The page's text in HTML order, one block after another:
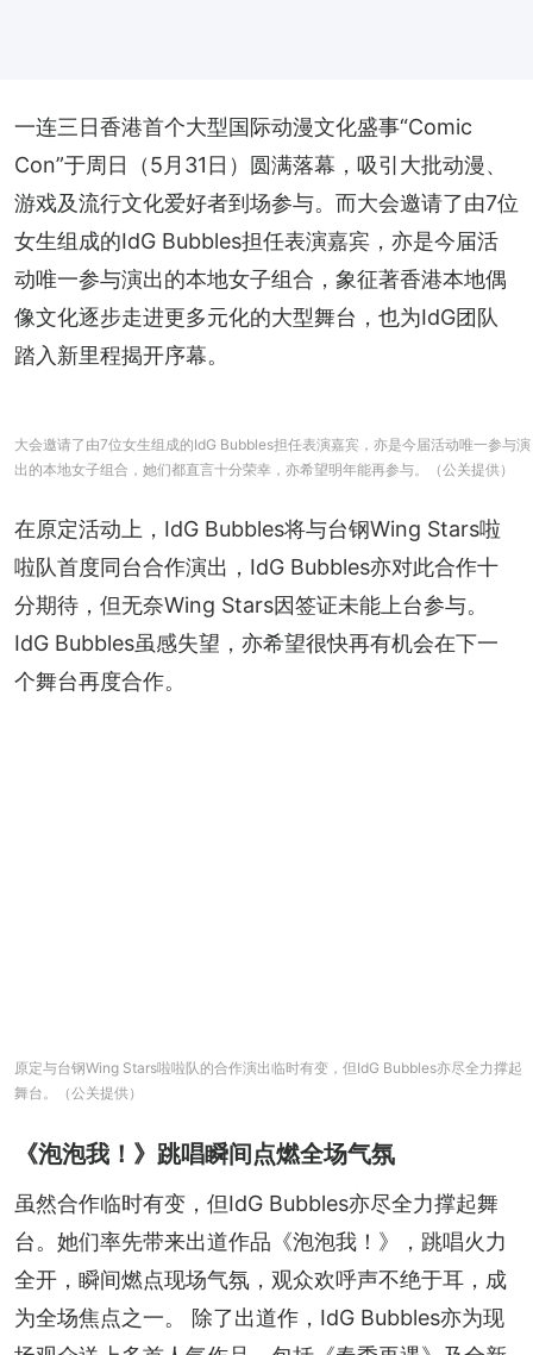
一连三日香港首个大型国际动漫文化盛事“Comic
Con”于周日（5月31日）圆满落幕，吸引大批动漫、
游戏及流行文化爱好者到场参与。而大会邀请了由7位
女生组成的IdG Bubbles担任表演嘉宾，亦是今届活
动唯一参与演出的本地女子组合，象征著香港本地偶
像文化逐步走进更多元化的大型舞台，也为IdG团队
踏入新里程揭开序幕。
大会邀请了由7位女生组成的IdG Bubbles担任表演嘉宾，亦是今届活动唯一参与演
出的本地女子组合，她们都直言十分荣幸，亦希望明年能再参与。（公关提供）
在原定活动上，IdG Bubbles将与台钢Wing Stars啦
啦队首度同台合作演出，IdG Bubbles亦对此合作十
分期待，但无奈Wing Stars因签证未能上台参与。
IdG Bubbles虽感失望，亦希望很快再有机会在下一
个舞台再度合作。
原定与台钢Wing Stars啦啦队的合作演出临时有变，但IdG Bubbles亦尽全力撑起
舞台。（公关提供）
《泡泡我！》跳唱瞬间点燃全场气氛
虽然合作临时有变，但IdG Bubbles亦尽全力撑起舞
台。她们率先带来出道作品《泡泡我！》，跳唱火力
全开，瞬间燃点现场气氛，观众欢呼声不绝于耳，成
为全场焦点之一。 除了出道作，IdG Bubbles亦为现